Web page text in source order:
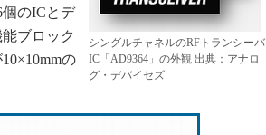
シングルチャネルのRFトランシーバ
IC「AD9364」の外観 出典：アナロ
グ・デバイセズ
のICとデ
ブロック
の